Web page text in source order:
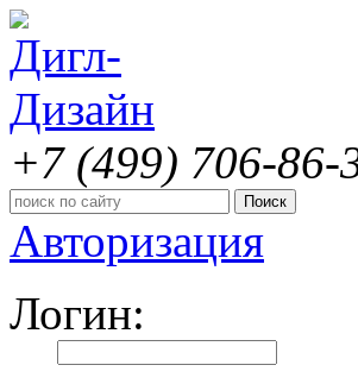
+7 (499) 706-86-
Авторизация
Логин: